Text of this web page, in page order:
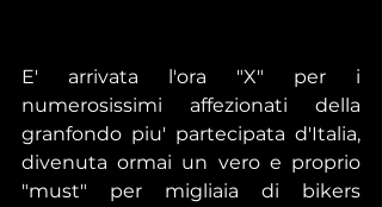
E' arrivata l'ora "X" per i
numerosissimi affezionati della
granfondo piu' partecipata d'Italia,
divenuta ormai un vero e proprio
"must" per migliaia di bikers